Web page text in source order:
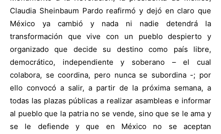
Claudia Sheinbaum Pardo reafirmó y dejó en claro que
México ya cambió y nada ni nadie detendrá la
transformación que vive con un pueblo despierto y
organizado que decide su destino como país libre,
democrático, independiente y soberano – el cual
colabora, se coordina, pero nunca se subordina -; por
ello convocó a salir, a partir de la próxima semana, a
todas las plazas públicas a realizar asambleas e informar
al pueblo que la patria no se vende, sino que se le ama y
se le defiende y que en México no se aceptan